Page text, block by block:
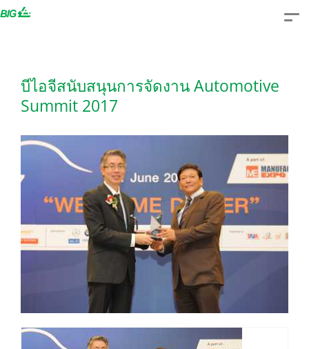
Skip
บีไอจีสนับสนุนการจัดงาน Automotive
Summit 2017